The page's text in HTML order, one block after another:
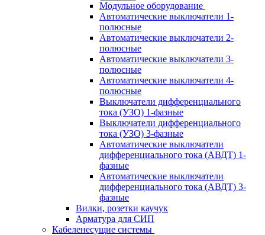
Модульное оборудование
Автоматические выключатели 1-
полюсные
Автоматические выключатели 2-
полюсные
Автоматические выключатели 3-
полюсные
Автоматические выключатели 4-
полюсные
Выключатели дифференциального
тока (УЗО) 1-фазные
Выключатели дифференциального
тока (УЗО) 3-фазные
Автоматические выключатели
дифференциального тока (АВДТ) 1-
фазные
Автоматические выключатели
дифференциального тока (АВДТ) 3-
фазные
Вилки, розетки каучук
Арматура для СИП
Кабеленесущие системы